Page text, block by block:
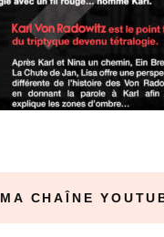
MA CHAÎNE